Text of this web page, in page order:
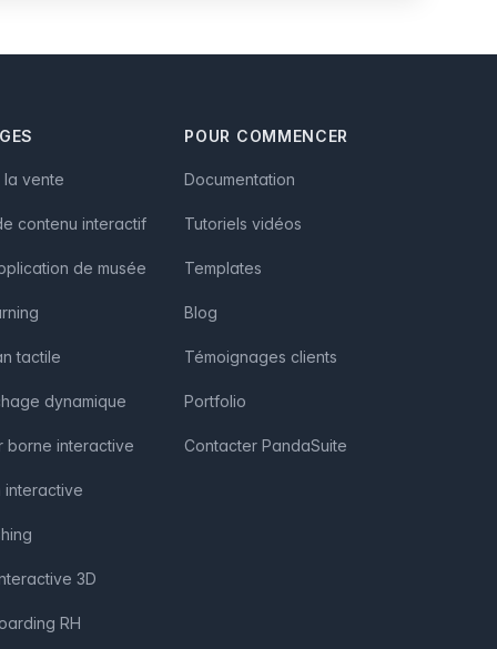
la vente
contenu interactif
de musée
tactile
dynamique
borne interactive
interactive
3D
RH
POUR COMMENCER
Documentation
Tutoriels vidéos
Templates
Blog
Témoignages clients
Portfolio
Contacter PandaSuite